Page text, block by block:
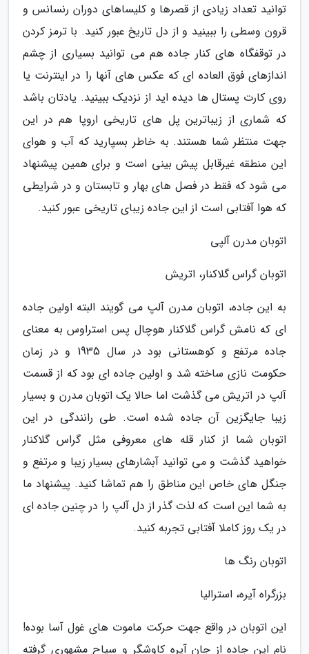
توانید تعداد زیادی از قصرها و کلیساهای دوران رنسانس و
قرون وسطی را ببینید و از دل تاریخ عبور کنید. با ترمز کردن
در توقفگاه های کنار جاده هم می توانید بسیاری از چشم
اندازهای فوق العاده ای که عکس های آنها را در اینترنت یا
روی کارت پستال ها دیده اید از نزدیک ببینید. یادتان باشد
که شماری از زیباترین پل های تاریخی اروپا هم در این
جهت منتظر شما هستند. به خاطر بسپارید که آب و هوای
این منطقه غیرقابل پیش بینی است و برای همین پیشنهاد
می شود که فقط در فصل های بهار و تابستان و در شرایطی
که هوا آفتابی است از این جاده زیبای تاریخی عبور کنید.
اتوبان مدرن آلپی
اتوبان گراس گلاکنار، اتریش
به این جاده، اتوبان مدرن آلپ می گویند البته اولین جاده
ای که نامش گراس گلاکنار هوچال پس استراوس به معنای
جاده مرتفع و کوهستانی بود در سال 1935 و در زمان
حکومت نازی ساخته شد و اولین جاده ای بود که از قسمت
آلپ در اتریش می گذشت اما حالا یک اتوبان مدرن و بسیار
زیبا جایگزین آن جاده شده است. طی رانندگی در این
اتوبان شما از کنار قله های معروفی مثل گراس گلاکنار
خواهید گذشت و می توانید آبشارهای بسیار زیبا و مرتفع و
جنگل های خاص این مناطق را هم تماشا کنید. پیشنهاد ما
به شما این است که لذت گذر از دل آلپ را در چنین جاده ای
در یک روز کاملا آفتابی تجربه کنید.
اتوبان رنگ ها
بزرگراه آیره، استرالیا
این اتوبان در واقع جهت حرکت ماموت های غول آسا بوده!
نام این جاده از جان آیره کاوشگر و سیاح مشهوری گرفته